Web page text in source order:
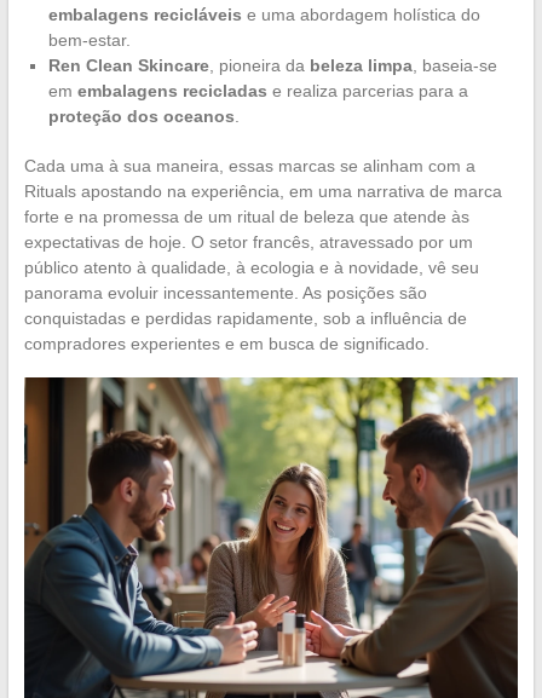
embalagens recicláveis e uma abordagem holística do
bem-estar.
Ren Clean Skincare, pioneira da beleza limpa, baseia-se
em embalagens recicladas e realiza parcerias para a
proteção dos oceanos
Cada uma à sua maneira, essas marcas se alinham com a
Rituals apostando na experiência, em uma narrativa de marca
forte e na promessa de um ritual de beleza que atende às
expectativas de hoje. O setor francês, atravessado por um
público atento à qualidade, à ecologia e à novidade, vê seu
panorama evoluir incessantemente. As posições são
conquistadas e perdidas rapidamente, sob a influência de
compradores experientes e em busca de significado.